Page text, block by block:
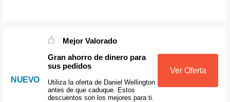
NUEVO
Mejor Valorado
Gran ahorro de dinero para
sus pedidos
Utiliza la oferta de Daniel Wellington
antes de que caduque. Estos
descuentos son los mejores para ti.
Ver Oferta